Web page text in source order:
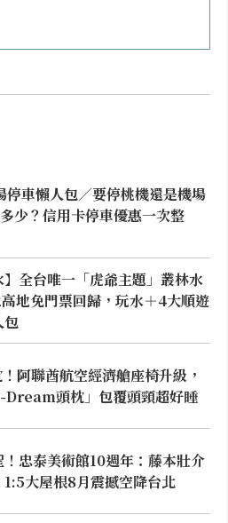
車懶人包／要停桃機還是機場
少？信用卡停車優惠一次整
】全台唯一「虎爺主題」叢林水
地免門票回歸，玩水＋4大順遊
包
阿聯酋航空經濟艙座椅升級，
Dream頭枕」包覆頭頸超好睡
忠泰美術館10週年：藤本壯介
大屋根8月震撼空降台北